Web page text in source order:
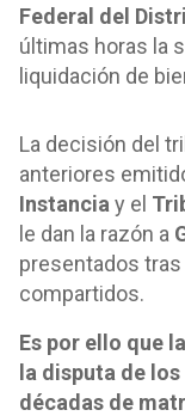
Federal del
últimas horas la
liquidación de
La decisión del
anteriores
Instancia y el
le dan la razón a
presentados
compartidos.
Es por ello que
la disputa de
décadas de